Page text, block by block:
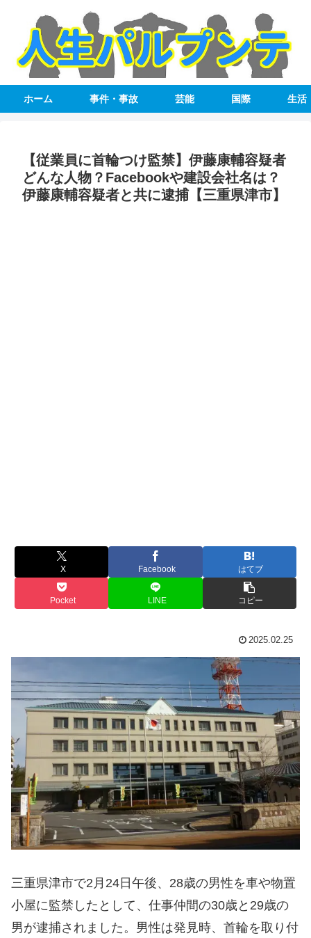
ホーム 事件・事故 芸能 国際 生活
【従業員に首輪つけ監禁】伊藤康輔容疑者
どんな人物？Facebookや建設会社名は？
伊藤康輔容疑者と共に逮捕【三重県津市】
X Facebook はてブ
Pocket LINE コピー
2025.02.25
三重県津市で2月24日午後、28歳の男性を車や物置
小屋に監禁したとして、仕事仲間の30歳と29歳の
男が逮捕されました。男性は発見時、首輪を取り付